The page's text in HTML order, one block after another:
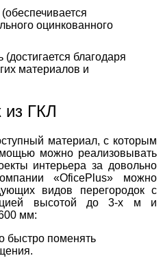
оцинкованного
(достигается благодаря
материалов и
из ГКЛ
материал, с которым
можно реализовывать
интерьера за довольно
«OficePlus» можно
видов перегородок с
высотой до 3-х м и
мм:
поменять